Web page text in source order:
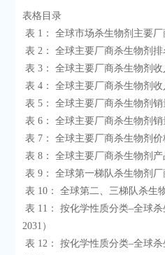
表格目录
表 1： 全球市场杀生物剂主要厂商地区/国家分布
表 2： 全球主要厂商杀生物剂排名（按2024年收入）
表 3： 全球主要厂商杀生物剂收入（百万美元）&（2020-2025）
表 4： 全球主要厂商杀生物剂收入份额（2020-2025）
表 5： 全球主要厂商杀生物剂销量（千吨）&（2020-2025）
表 6： 全球主要厂商杀生物剂销量市场份额（2020-2025）
表 7： 全球主要厂商杀生物剂价格（2020-2025）&（美元/吨）
表 8： 全球主要厂商杀生物剂产品类型
表 9： 全球第一梯队杀生物剂厂商名称及市场份额（按2024年收入）
表 10： 全球第二、三梯队杀生物剂厂商列表及市场份额（按2024年收入）
表 11： 按化学性质分类–全球杀生物剂各细分收入（百万美元）&（2024 &
2031）
表 12： 按化学性质分类–全球杀生物剂各细分收入（百万美元）&（2020-